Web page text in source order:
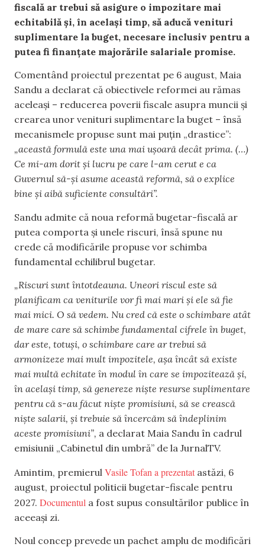
fiscală ar trebui să asigure o impozitare mai
echitabilă și, în același timp, să aducă venituri
suplimentare la buget, necesare inclusiv pentru a
putea fi finanțate majorările salariale promise.
Comentând proiectul prezentat pe 6 august, Maia
Sandu a declarat că obiectivele reformei au rămas
aceleași – reducerea poverii fiscale asupra muncii și
crearea unor venituri suplimentare la buget – însă
mecanismele propuse sunt mai puțin „drastice”:
„această formulă este una mai ușoară decât prima. (…)
Ce mi-am dorit și lucru pe care l-am cerut e ca
Guvernul să-și asume această reformă, să o explice
bine și aibă suficiente consultări”.
Sandu admite că noua reformă bugetar-fiscală ar
putea comporta și unele riscuri, însă spune nu
crede că modificările propuse vor schimba
fundamental echilibrul bugetar.
„Riscuri sunt întotdeauna. Uneori riscul este să
planificam ca veniturile vor fi mai mari și ele să fie
mai mici. O să vedem. Nu cred că este o schimbare atât
de mare care să schimbe fundamental cifrele în buget,
dar este, totuși, o schimbare care ar trebui să
armonizeze mai mult impozitele, așa încât să existe
mai multă echitate în modul în care se impozitează și,
în același timp, să genereze niște resurse suplimentare
pentru că s-au făcut niște promisiuni, să se crească
niște salarii, și trebuie să încercăm să îndeplinim
aceste promisiuni”, a declarat Maia Sandu în cadrul
emisiunii „Cabinetul din umbră” de la JurnalTV.
Amintim, premierul Vasile Tofan a prezentat astăzi, 6
august, proiectul politicii bugetar-fiscale pentru
2027. Documentul a fost supus consultărilor publice în
aceeași zi.
Noul concep prevede un pachet amplu de modificări